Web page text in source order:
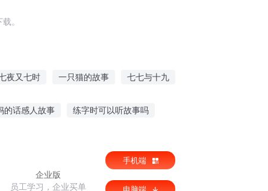
。
夜又七时 一只猫的故事 七七与十九
的话感人故事 练字时可以听故事吗
企业版
员工学习，企业买单
手机端